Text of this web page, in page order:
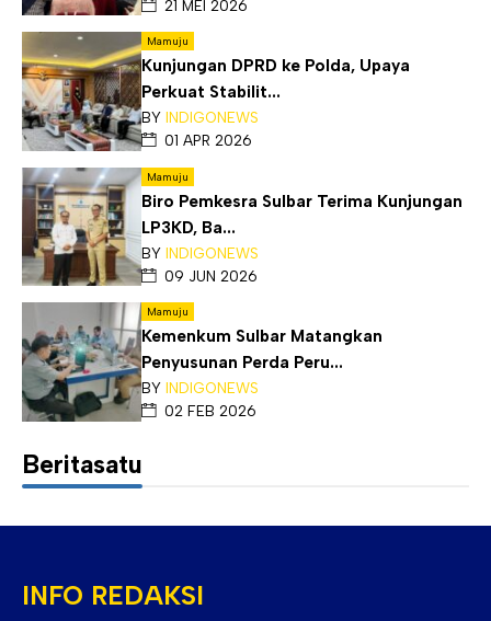
21 MEI 2026
Mamuju
Kunjungan DPRD ke Polda, Upaya
Perkuat Stabilit...
BY INDIGONEWS
01 APR 2026
Mamuju
Biro Pemkesra Sulbar Terima Kunjungan
LP3KD, Ba...
BY INDIGONEWS
09 JUN 2026
Mamuju
Kemenkum Sulbar Matangkan
Penyusunan Perda Peru...
BY INDIGONEWS
02 FEB 2026
Beritasatu
INFO REDAKSI